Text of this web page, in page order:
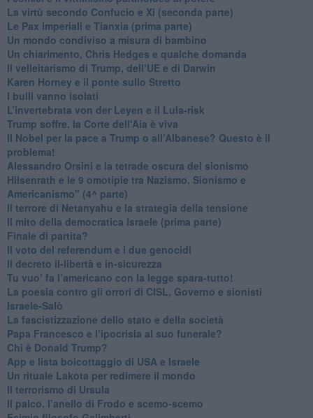
​La virtù secondo Confucio e Xi (seconda parte)
Le Pax imperiali e Tianxia (prima parte)
Un mondo condiviso a misura di bambino
​Un chiarimento, Chris Hedges e qualche domanda
Il velleitarismo di Trump, dell’UE e di Darwin
​Karen Horney e il ponte sullo Stretto
​I bulli vanno isolati
L’invertebrata von der Leyen e il Lula-risk
Trump soffre, la Corte dell'Aia è viva
​Il Nobel per la pace a Trump o all’Albanese? Questo è il
problema!
​Alessandro Orsini e la tetrade oscura del sionismo
​Hilsenrath e le 9 omotipie tra Nazismo, Sionismo e
Americanismo" (4^ parte)
​Il terrore di Netanyahu e la strategia della tensione
Il mito della democratica Israele (prima parte)
​Finale di partita?
​Il voto del referendum e i due genocidi
Il decreto il-libertà e in-sicurezza
Tu vuo’ fa l’americano con la legge spara-tutto!
La poesia contro gli orrori di CISL, Governo e sionisti
Israele-Salò
​La fascistizzazione dello stato e della società
Papa Francesco e l’ipocrisia al suo funerale?
​Chi è Donald Trump?
App e lista boicottaggio di USA e Israele
​Un rituale Lakota per redimere il mondo
Il terrorismo di Ursula
​Il palco, l’anello di Frodo e scemo-scemo